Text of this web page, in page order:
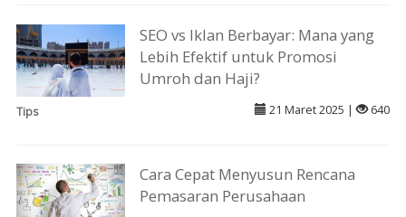
SEO vs Iklan Berbayar: Mana yang
Lebih Efektif untuk Promosi
Umroh dan Haji?
Tips 21 Maret 2025 | 640
Cara Cepat Menyusun Rencana
Pemasaran Perusahaan